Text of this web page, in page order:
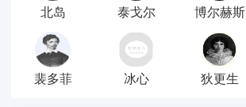
北岛 泰戈尔 博尔赫斯
裴多菲 冰心 狄更生